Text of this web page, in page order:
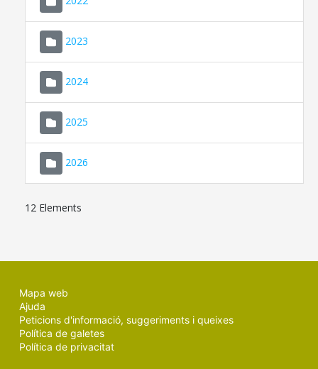
2023
2024
2025
2026
12 Elements
Mapa web
Ajuda
Peticions d'informació, suggeriments i queixes
Política de galetes
Política de privacitat